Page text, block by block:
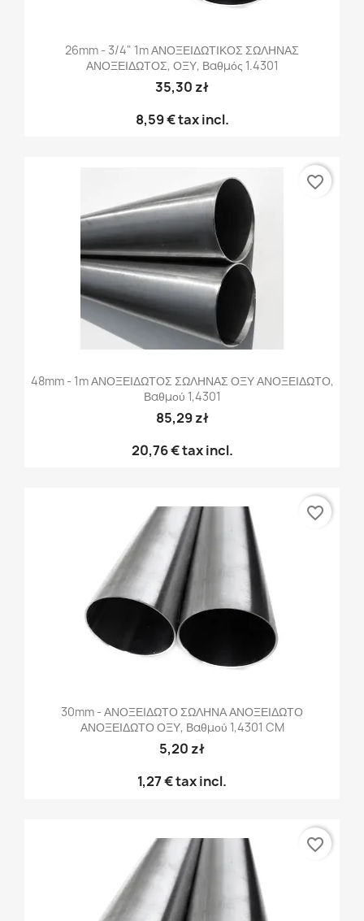
26mm - 3/4" 1m ΑΝΟΞΕΙΔΩΤΙΚΟΣ ΣΩΛΗΝΑΣ
ΑΝΟΞΕΙΔΩΤΟΣ, ΟΞΥ, Βαθμός 1.4301
35,30 zł
8,59 €tax incl.
48mm - 1m ΑΝΟΞΕΙΔΩΤΟΣ ΣΩΛΗΝΑΣ ΟΞΥ ΑΝΟΞΕΙΔΩΤΟ,
Βαθμού 1,4301
85,29 zł
20,76 €tax incl.
favorite_border
30mm - ΑΝΟΞΕΙΔΩΤΟ ΣΩΛΗΝΑ ΑΝΟΞΕΙΔΩΤΟ
ΑΝΟΞΕΙΔΩΤΟ ΟΞΥ, Βαθμού 1,4301 CM
5,20 zł
1,27 €tax incl.
favorite_border
favorite_border